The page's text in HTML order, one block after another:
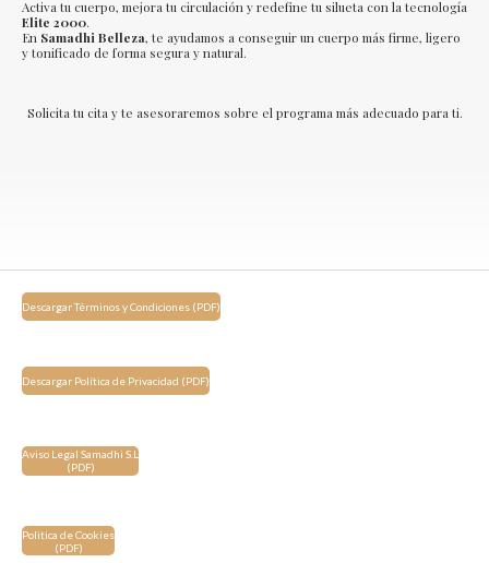
Activa tu cuerpo, mejora tu circulación y redefine tu silueta con la tecnología
Elite 2000.
En Samadhi Belleza, te ayudamos a conseguir un cuerpo más firme, ligero
y tonificado de forma segura y natural.
Solicita tu cita y te asesoraremos sobre el programa más adecuado para ti.
Descargar Términos y Condiciones (PDF)
Descargar Política de Privacidad (PDF)
Aviso Legal Samadhi S.L
(PDF)
Politica de Cookies
(PDF)